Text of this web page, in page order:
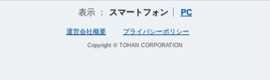
表示 ： スマートフォン PC
運営会社概要 プライバシーポリシー
Copyright © TOHAN CORPORATION